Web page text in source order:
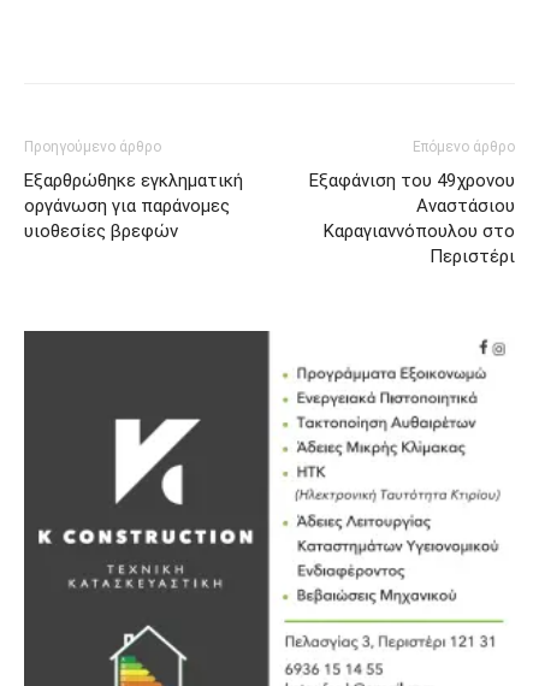
Προηγούμενο άρθρο
Εξαρθρώθηκε εγκληματική
οργάνωση για παράνομες
υιοθεσίες βρεφών
Επόμενο άρθρο
Εξαφάνιση του 49χρονου
Αναστάσιου
Καραγιαννόπουλου στο
Περιστέρι